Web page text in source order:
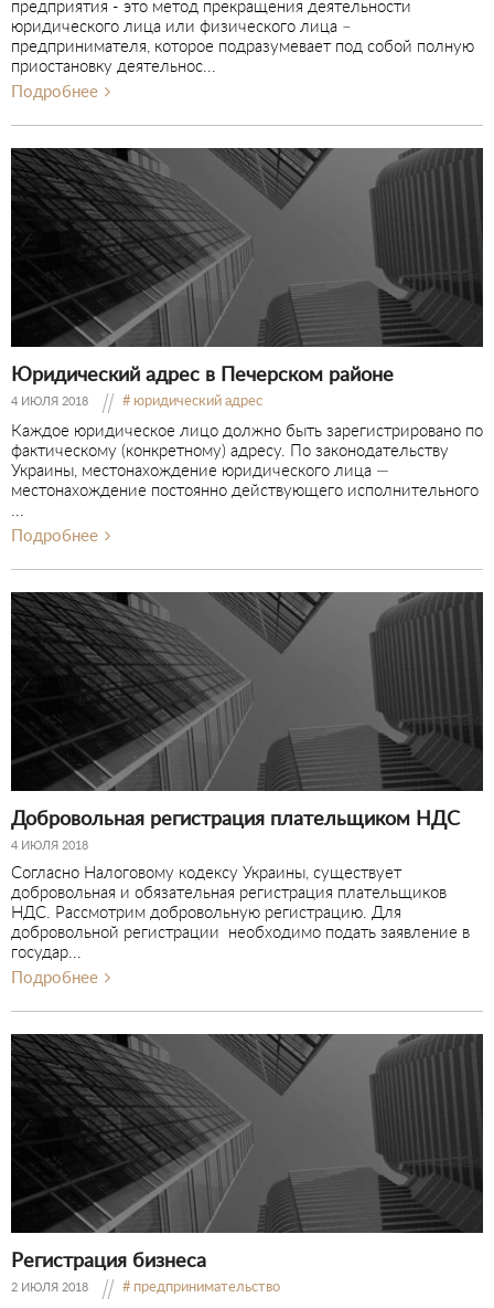
предприятия - это метод прекращения деятельности
юридического лица или физического лица –
предпринимателя, которое подразумевает под собой полную
приостановку деятельнос...
Подробнее
Юридический адрес в Печерском районе
4 ИЮЛЯ 2018 юридический адрес
Каждое юридическое лицо должно быть зарегистрировано по
фактическому (конкретному) адресу. По законодательству
Украины, местонахождение юридического лица —
местонахождение постоянно действующего исполнительного
...
Подробнее
Добровольная регистрация плательщиком НДС
4 ИЮЛЯ 2018
Согласно Налоговому кодексу Украины, существует
добровольная и обязательная регистрация плательщиков
НДС. Рассмотрим добровольную регистрацию. Для
добровольной регистрации необходимо подать заявление в
государ...
Подробнее
Регистрация бизнеса
2 ИЮЛЯ 2018 предпринимательство